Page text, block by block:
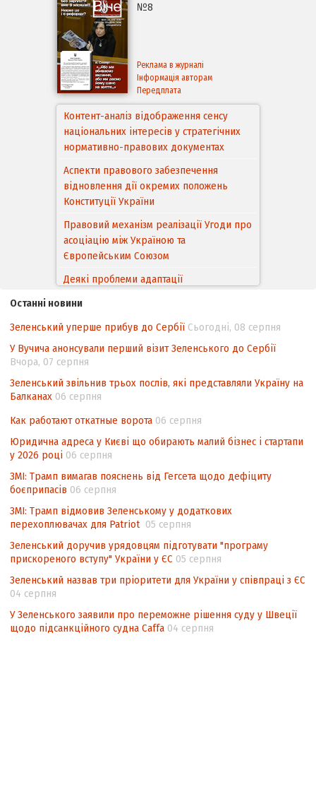
№8
Реклама в журналі
Інформація авторам
Передплата
Аспекти правового забезпечення
відновлення дії окремих положень
Конституції України
Правовий механізм реалізації Угоди про
асоціацію між Україною та
Європейським Cоюзом
Деякі проблеми адаптації
законодавства України щодо зазначення
походження товарів відповідно до
Угоди про торговельні аспекти прав
інтелектуальної власності (TRIPS) у
контексті євроінтеграції
Аналіз виборчого законодавства щодо
невизначеності механізму повторного
підрахунку голосів виборців
Інформаційна безпека суспільства
Контент-аналіз відображення сенсу
національних інтересів у стратегічних
Останні новини
Зеленський уперше прибув до Сербії Сьогодні, 08 серпня
У Вучича анонсували перший візит Зеленського до Сербії
Вчора, 07 серпня
Зеленський звільнив трьох послів, які представляли Україну на
Балканах 06 серпня
Как работают откатные ворота 06 серпня
Юридична адреса у Києві що обирають малий бізнес і стартапи
у 2026 році 06 серпня
ЗМІ: Трамп вимагав пояснень від Гегсета щодо дефіциту
боєприпасів 06 серпня
ЗМІ: Трамп відмовив Зеленському у додаткових
перехоплювачах для Patriot 05 серпня
Зеленський доручив урядовцям підготувати "програму
прискореного вступу" України у ЄС 05 серпня
Зеленський назвав три пріоритети для України у співпраці з ЄС
04 серпня
У Зеленського заявили про переможне рішення суду у Швеції
щодо підсанкційного судна Caffa 04 серпня